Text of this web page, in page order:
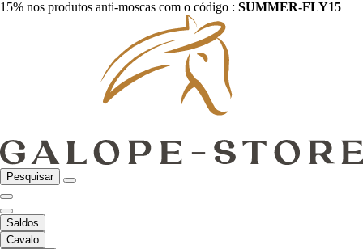
15% nos produtos anti-moscas com o código : SUMMER-FLY15
Pesquisar
Saldos
Cavalo